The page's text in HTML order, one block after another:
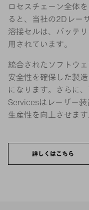
ロセスチェーン全体
ると、当社の2Dレー
溶接セルは、バッテ
用されています。
統合されたソフトウ
安全性を確保した製
になります。さらに
Servicesはレーザー
生産性を向上させます
詳しくはこちら